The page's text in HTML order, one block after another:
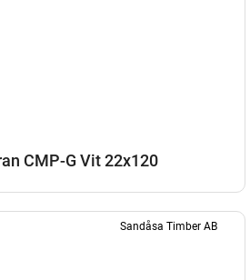
CMP-G Vit 22x120
Sandåsa Timber AB